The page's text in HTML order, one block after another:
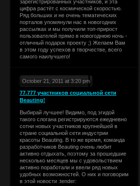
зарегистрированных участников, и эта
цифра растёт с космической скоростью.
Ряд больших и не очень тематических
порталов упомянули нас в новогодних
рассылках и мы получили топ-прирост
пользователей прямо в новогоднюю ночь -
отличный подарок проекту ;) Желаем Вам
в этом году успехов в творчестве, всего
самого наилучшего!
October 21, 2011 at 3:20 pm
77.777 участников социальной сети
Beauting!
Выбирай лучшее! Видимо, под эгидой
такого слогана регистрируются ежедневно
сотни новых участников крупнейшей в
стране социальной сети индустрии
красоты Beauting. В то же время, команда
разработчиков Beauting очень любит
активно отдыхать, поэтому за прошедшие
несколько месяцев мы с удовольствием
активно поработали и ввели ряд новых
удобных возможностей. О них и поговорим
в этой новости :tender: